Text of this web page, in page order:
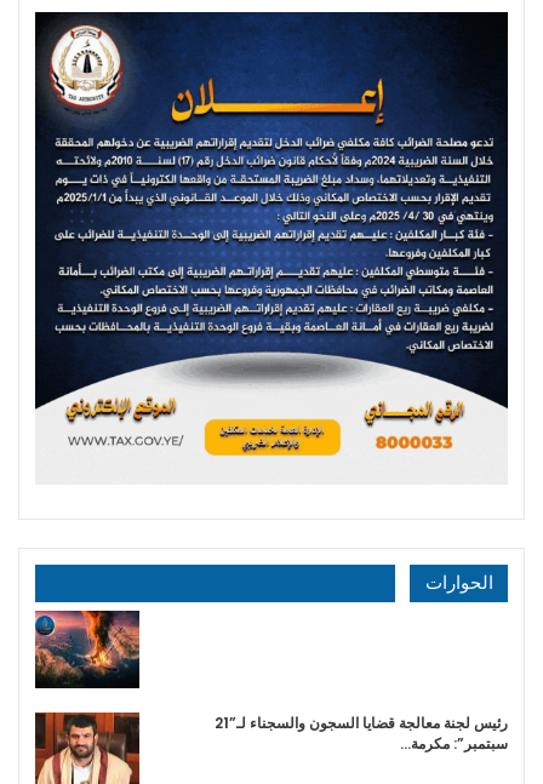
الحوارات
رئيس لجنة معالجة قضايا السجون والسجناء لـ”21
سبتمبر”: مكرمة…